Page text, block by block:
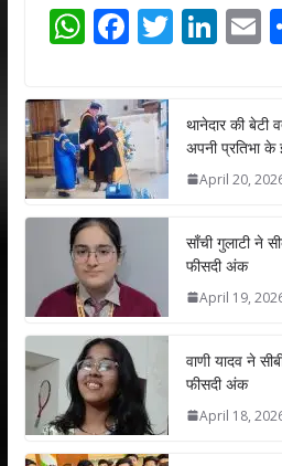
W
at
s
A
p
p
F
e
b
o
o
T
er
Li
e
dI
E
l
थानेदार की बेटी
अपनी प्रतिभा
April 20,
साँची गुलाटी ने
फीसदी अंक
April 19,
वाणी यादव ने
फीसदी अंक
April 18,